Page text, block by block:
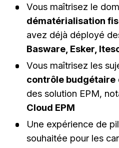
Vous maîtrisez le
dématérialisation
avez déjà déployé
Basware, Esker,
Vous maîtrisez les
contrôle budgétaire
des solution EPM,
Cloud EPM
Une expérience de
souhaitée pour les